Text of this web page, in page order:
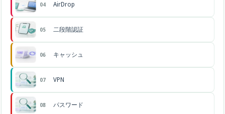
04 AirDrop
05 二段階認証
06 キャッシュ
07 VPN
08 パスワード